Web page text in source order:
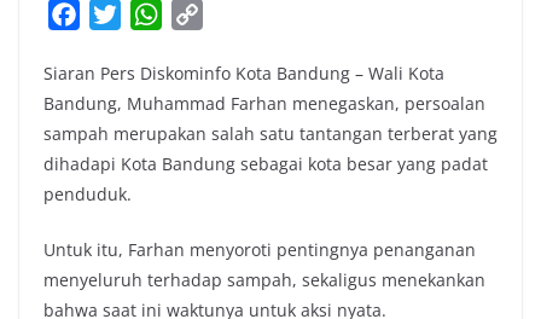
c
e
b
o
o
i
t
e
r
W
a
t
s
A
p
y
L
i
Siaran Pers Diskominfo Kota Bandung – Wali Kota
Bandung, Muhammad Farhan menegaskan, persoalan
sampah merupakan salah satu tantangan terberat yang
dihadapi Kota Bandung sebagai kota besar yang padat
penduduk.
Untuk itu, Farhan menyoroti pentingnya penanganan
menyeluruh terhadap sampah, sekaligus menekankan
bahwa saat ini waktunya untuk aksi nyata.